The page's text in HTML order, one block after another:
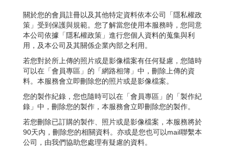
關於您的會員註冊以及其他特定資料依本公司「隱私權政
策」受到保護與規範。您了解當您使用本服務時，您同意
本公司依據「隱私權政策」進行您個人資料的蒐集與利
用，及本公司及其關係企業內部之利用。
若您對於所上傳的照片或是影像檔案有任何疑慮，您隨時
可以在「會員專區」的「網路相簿」中，刪除上傳的資
料。本服務會立即刪除您的照片或是影像檔案。
您的製作紀錄，您也隨時可以在「會員專區」的「製作紀
錄」中，刪除您的製作，本服務會立即刪除您的製作。
若您刪除已訂購的製作、照片或是影像檔案，本服務將於
90天內，刪除您的相關資料。亦或是您也可以mail聯繫本
公司，由我們協助您處理有疑慮的資料。